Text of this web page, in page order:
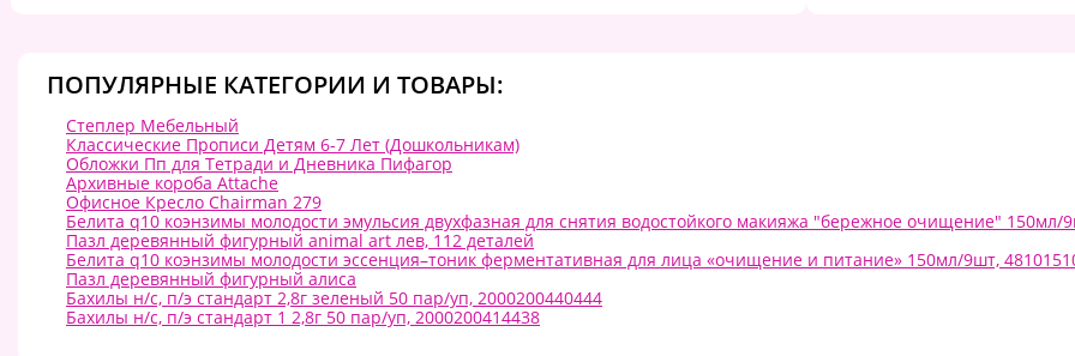
ПОПУЛЯРНЫЕ КАТЕГОРИИ И ТОВАРЫ:
Степлер Мебельный
Классические Прописи Детям 6-7 Лет (Дошкольникам)
Обложки Пп для Тетради и Дневника Пифагор
Архивные короба Attache
Офисное Кресло Chairman 279
Белита q10 коэнзимы молодости эмульсия двухфазная для снятия водостойкого макияжа "бережное очищение" 150мл/
Пазл деревянный фигурный animal art лев, 112 деталей
Белита q10 коэнзимы молодости эссенция–тоник ферментативная для лица «очищение и питание» 150мл/9шт,
Пазл деревянный фигурный алиса
Бахилы н/с, п/э стандарт 2,8г зеленый 50 пар/уп, 2000200440444
Бахилы н/с, п/э стандарт 1 2,8г 50 пар/уп, 2000200414438